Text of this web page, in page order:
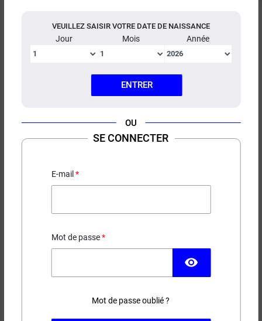
VEUILLEZ SAISIR VOTRE DATE DE NAISSANCE
Jour Mois Année
ENTRER
OU
SE CONNECTER
E-mail
Mot de passe
visibility
Mot de passe oublié ?
E-LIQUIDE BARU ARÔMES ET
(1 avis)
24,90 €
Taux de nicotine